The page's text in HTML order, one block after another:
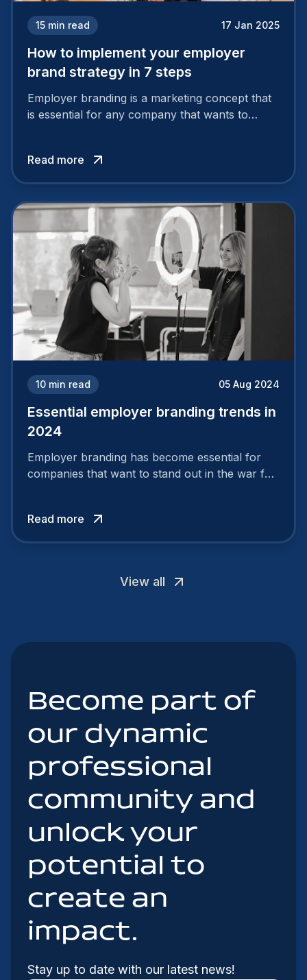
15 min read 17 Jan 2025
How to implement your employer
brand strategy in 7 steps
Employer branding is a marketing concept that
is essential for any company that wants to
solid and positive employer brand are clear, you
cannot simply wave a magic wand for it to be
Read more
10 min read 05 Aug 2024
Essential employer branding trends in
2024
Employer branding has become essential for
companies that want to stand out in the war for
attract the best profiles.
Read more
View all
Become part of
our dynamic
professional
community and
unlock your
potential to
create an
impact.
Stay up to date with our latest news!